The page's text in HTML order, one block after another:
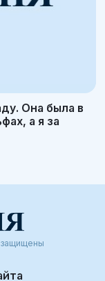
Она была в
а я за